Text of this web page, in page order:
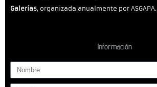
Galerías, organizada anualmente por ASGAPA.
Información
o